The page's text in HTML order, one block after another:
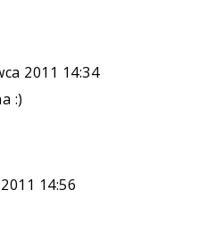
2011 14:34
:)
14:56